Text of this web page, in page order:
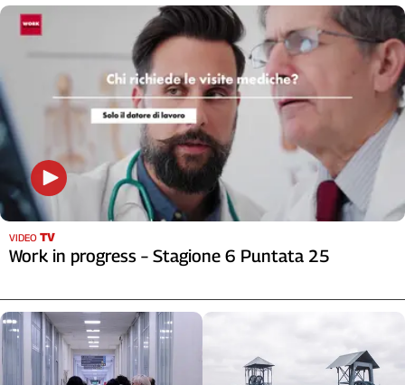
VIDEO TV
Work in progress – Stagione 6 Puntata 25